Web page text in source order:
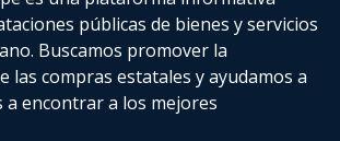
públicas de bienes y servicios
Buscamos promover la
las compras estatalesy ayudamos a
a encontrar a los mejores